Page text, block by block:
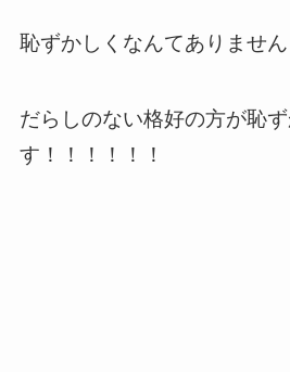
恥ずかしくなんてありません
だらしのない格好の方が恥
す！！！！！！